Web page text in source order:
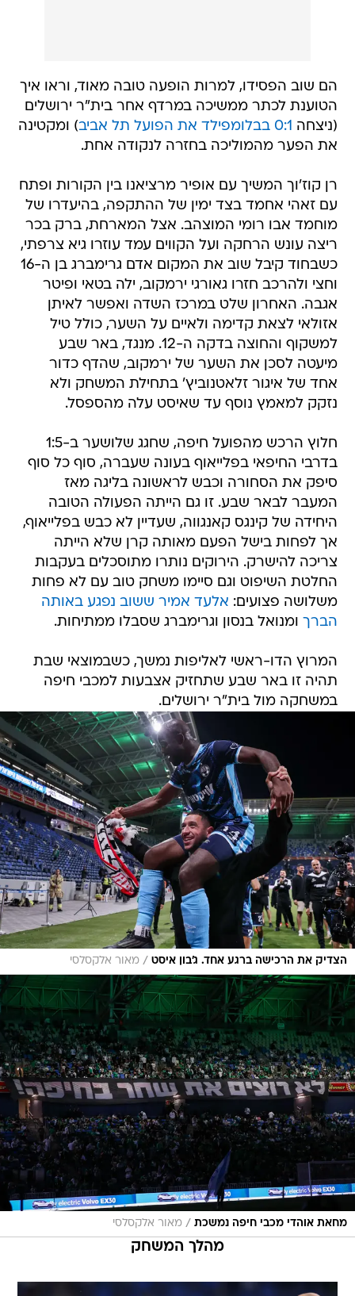
הם שוב הפסידו, למרות הופעה טובה מאוד, וראו איך
הטוענת לכתר ממשיכה במרדף אחר בית"ר ירושלים
(ניצחה 0:1 בבלומפילד את הפועל תל אביב
) ומקטינה
את הפער מהמוליכה בחזרה לנקודה אחת.
רן קוז'וך המשיך עם אופיר מרציאנו בין הקורות ופתח
עם זאהי אחמד בצד ימין של ההתקפה, בהיעדרו של
מוחמד אבו רומי המוצהב. אצל המארחת, ברק בכר
ריצה עונש הרחקה ועל הקווים עמד עוזרו גיא צרפתי,
כשבחוד קיבל שוב את המקום אדם גרימברג בן ה-16
וחצי ולהרכב חזרו גאורגי ירמקוב, ילה בטאי ופיטר
אגבה. האחרון שלט במרכז השדה ואפשר לאיתן
אזולאי לצאת קדימה ולאיים על השער, כולל טיל
למשקוף והחוצה בדקה ה-12. מנגד, באר שבע
מיעטה לסכן את השער של ירמקוב, שהדף כדור
אחד של איגור זלאטנוביץ' בתחילת המשחק ולא
נזקק למאמץ נוסף עד שאיסט עלה מהספסל.
חלוץ הרכש מהפועל חיפה, שחגג שלושער ב-1:5
בדרבי החיפאי בפלייאוף בעונה שעברה, סוף כל סוף
סיפק את הסחורה וכבש לראשונה בליגה מאז
המעבר לבאר שבע. זו גם הייתה הפעולה הטובה
היחידה של קינגס קאנגווה, שעדיין לא כבש בפלייאוף,
אך לפחות בישל הפעם מאותה קרן שלא הייתה
צריכה להישרק. הירוקים נותרו מתוסכלים בעקבות
החלטת השיפוט וגם סיימו משחק טוב עם לא פחות
משלושה פצועים: אלעד אמיר ששוב נפגע באותה
הברך ומנואל בנסון וגרימברג שסבלו ממתיחות.
המרוץ הדו-ראשי לאליפות נמשך, כשבמוצאי שבת
תהיה זו באר שבע שתחזיק אצבעות למכבי חיפה
במשחקה מול בית"ר ירושלים.
הצדיק את הרכישה ברגע אחד. ג'בון איסט / מאור אלקסלסי
מחאת אוהדי מכבי חיפה נמשכת / מאור אלקסלסי
מהלך המשחק